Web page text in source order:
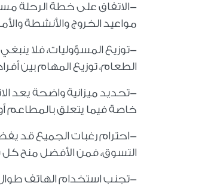
-الاتفاق على خطة الرحلة
مواعيد الخروج والأنشطة
-توزيع المسؤوليات، فلا
الطعام، توزيع المهام بين
-تحديد ميزانية واضحة يعد
خاصة فيما يتعلق بالمطاعم
-احترام رغبات الجميع قد
التسوق، فمن الأفضل منح
-تجنب استخدام الهاتف طوال